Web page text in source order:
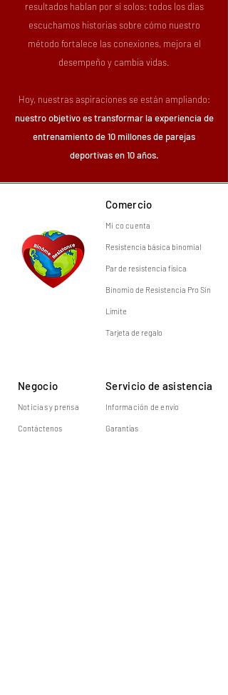
resultados hablan por sí solos: todos los días
escuchamos historias sobre cómo nuestro
método fortalece las conexiones, mejora el
desempeño y cambia vidas.
Hoy, nuestras aspiraciones se están ampliando:
nuestro objetivo es transformar la experiencia de
entrenamiento de 10 millones de parejas
deportivas en 10 años.
Comercio
Mi co cuenta
Resistencia básica binomial
Par de resistencia física
Binomio de Resistencia Pro Sin
Límite
Tarjeta de regalo
Negocio
Noticias y prensa
Contáctenos
Servicio de asistencia
Información de envío
Garantías